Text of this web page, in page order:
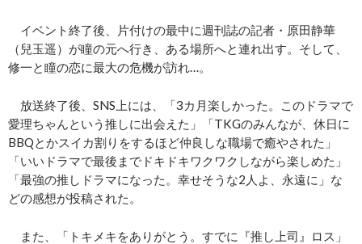
イベント終了後、片付けの最中に週刊誌の記者・原田静華
（兒玉遥）が瞳の元へ行き、ある場所へと連れ出す。そして、
修一と瞳の恋に最大の危機が訪れ…。
放送終了後、SNS上には、「3カ月楽しかった。このドラマで
愛理ちゃんという推しに出会えた」「TKGのみんなが、休日に
BBQとかスイカ割りをするほど仲良しな職場で癒やされた」
「いいドラマで最後までドキドキワクワクしながら楽しめた」
「最強の推しドラマになった。幸せそうな2人よ、永遠に」な
どの感想が投稿された。
また、「トキメキをありがとう。すでに『推し上司』ロス」